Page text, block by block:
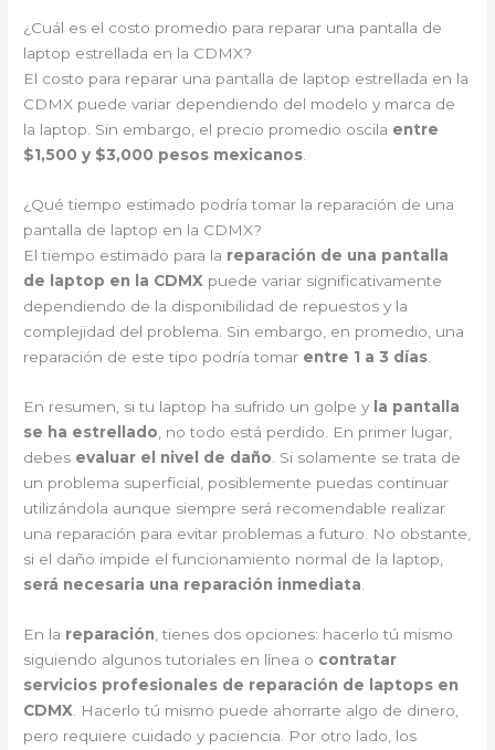
¿Cuál es el costo promedio para reparar una pantalla de
laptop estrellada en la CDMX?
El costo para reparar una pantalla de laptop estrellada en la
CDMX puede variar dependiendo del modelo y marca de
la laptop. Sin embargo, el precio promedio oscila entre
$1,500 y $3,000 pesos mexicanos.
¿Qué tiempo estimado podría tomar la reparación de una
pantalla de laptop en la CDMX?
El tiempo estimado para la reparación de una pantalla
de laptop en la CDMX puede variar significativamente
dependiendo de la disponibilidad de repuestos y la
complejidad del problema. Sin embargo, en promedio, una
reparación de este tipo podría tomar entre 1 a 3 días
En resumen, si tu laptop ha sufrido un golpe y la pantalla
se ha estrellado , no todo está perdido. En primer lugar,
debes evaluar el nivel de daño . Si solamente se trata de
un problema superficial, posiblemente puedas continuar
utilizándola aunque siempre será recomendable realizar
una reparación para evitar problemas a futuro. No obstante,
si el daño impide el funcionamiento normal de la laptop,
será necesaria una reparación inmediata
En la reparación , tienes dos opciones: hacerlo tú mismo
siguiendo algunos tutoriales en línea o contratar
servicios profesionales de reparación de laptops en
CDMX . Hacerlo tú mismo puede ahorrarte algo de dinero,
pero requiere cuidado y paciencia. Por otro lado, los